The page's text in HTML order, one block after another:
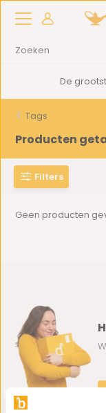
De
Tags
Producten
Filters
Geen producten